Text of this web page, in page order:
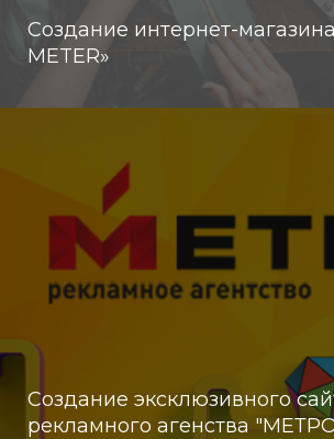
Создание интернет-
METER»
Создание эксклюзивного
рекламного агенства